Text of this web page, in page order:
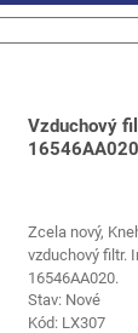
Vzduchový
16546AA020
Zcela nový,
vzduchový filtr.
16546AA020.
Stav: Nové
Kód: LX307